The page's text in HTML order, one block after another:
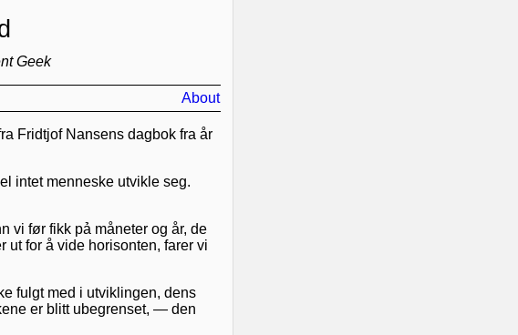
Geek
About
Fridtjof Nansens dagbok fra år
intet menneske utvikle seg.
vi før fikk pả måneter og år, de
ut for å vide horisonten, farer vi
fulgt med i utviklingen, dens
er blitt ubegrenset, — den